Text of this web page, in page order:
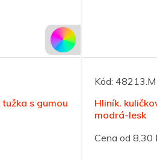
s gumou
Kód: 48213.M
Hliník.
modrá-lesk
Cena od 8,30